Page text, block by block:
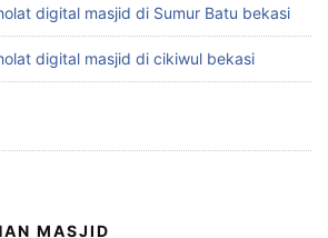
digital masjid di Sumur Batu bekasi
digital masjid di cikiwul bekasi
MASJID